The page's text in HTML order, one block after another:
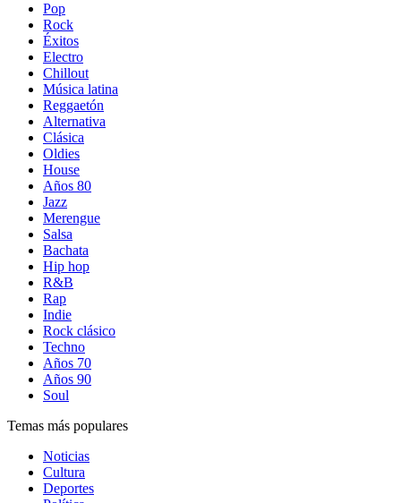
Pop
Rock
Éxitos
Electro
Chillout
Música latina
Reggaetón
Alternativa
Clásica
Oldies
House
Años 80
Jazz
Merengue
Salsa
Bachata
Hip hop
R&B
Rap
Indie
Rock clásico
Techno
Años 70
Años 90
Soul
Temas más populares
Noticias
Cultura
Deportes